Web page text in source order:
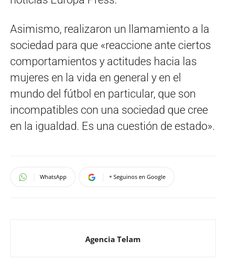
Asimismo, realizaron un llamamiento a la
sociedad para que «reaccione ante ciertos
comportamientos y actitudes hacia las
mujeres en la vida en general y en el
mundo del fútbol en particular, que son
incompatibles con una sociedad que cree
en la igualdad. Es una cuestión de estado».
WhatsApp + Seguinos en Google
Agencia Telam